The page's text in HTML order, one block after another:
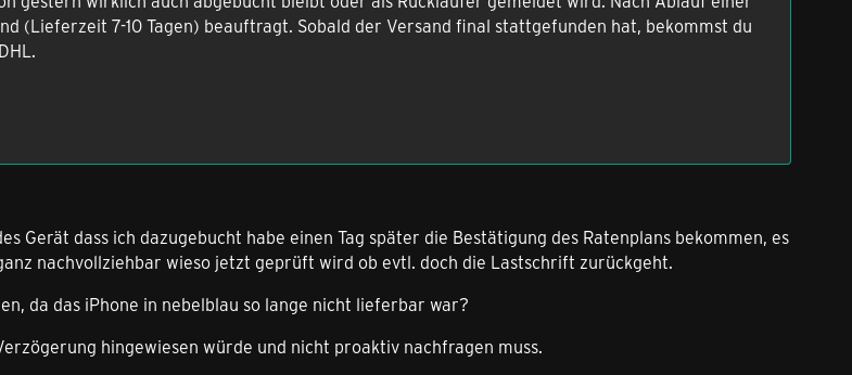
(Lieferzeit 7-10 Tagen) beauftragt. Sobald der Versand final stattgefunden hat, bekommst du
dass ich dazugebucht habe einen Tag später die Bestätigung des Ratenplans bekommen, es
nachvollziehbar wieso jetzt geprüft wird ob evtl. doch die Lastschrift zurückgeht.
da das iPhone in nebelblau so lange nicht lieferbar war?
hingewiesen würde und nicht proaktiv nachfragen muss.